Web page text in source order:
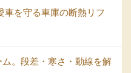
車を守る車庫の断熱リフ
。段差・寒さ・動線を解